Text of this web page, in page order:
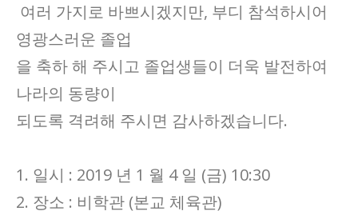
여러 가지로 바쁘시겠지만, 부디 참석하시어
영광스러운 졸업
을 축하 해 주시고 졸업생들이 더욱 발전하여
나라의 동량이
되도록 격려해 주시면 감사하겠습니다.
1. 일시 : 2019 년 1 월 4 일 (금) 10:30
2. 장소 : 비학관 (본교 체육관)